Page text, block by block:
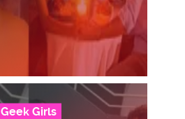
Geek Girls